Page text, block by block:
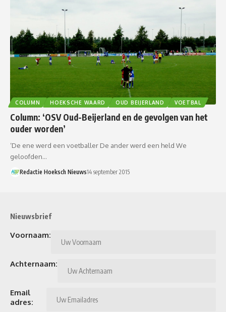
COLUMN HOEKSCHE WAARD OUD BEIJERLAND VOETBAL
Column: ‘OSV Oud-Beijerland en de gevolgen van het
ouder worden’
‘De ene werd een voetballer De ander werd een held We
geloofden…
Redactie Hoeksch Nieuws14 september 2015
Nieuwsbrief
Voornaam:
Achternaam:
Email
adres: